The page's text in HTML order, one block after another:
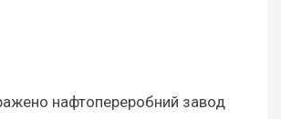
нафтопереробний завод